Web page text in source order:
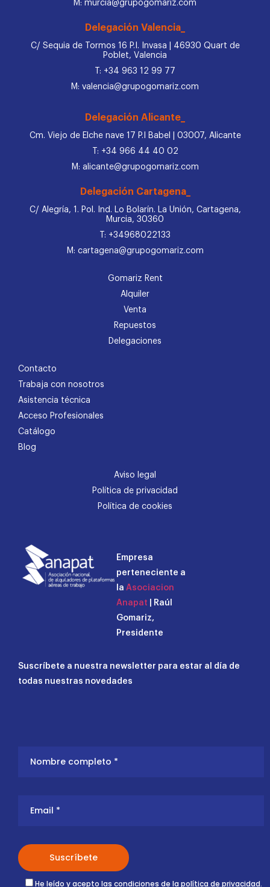
M: murcia@grupogomariz.com
Delegación Valencia_
C/ Sequia de Tormos 16 P.I. Invasa | 46930 Quart de
Poblet, Valencia
T: +34 963 12 99 77
M: valencia@grupogomariz.com
Delegación Alicante_
Cm. Viejo de Elche nave 17 P.I Babel | 03007, Alicante
T: +34 966 44 40 02
M: alicante@grupogomariz.com
Delegación Cartagena_
C/ Alegría, 1. Pol. Ind. Lo Bolarín. La Unión, Cartagena,
Murcia, 30360
T: +34968022133
M: cartagena@grupogomariz.com
Gomariz Rent
Alquiler
Venta
Repuestos
Delegaciones
Contacto
Trabaja con nosotros
Asistencia técnica
Acceso Profesionales
Catálogo
Blog
Aviso legal
Política de privacidad
Política de cookies
Empresa
perteneciente a
la Asociacion
Anapat | Raúl
Gomariz,
Presidente
Suscríbete a nuestra newsletter para estar al día de
todas nuestras novedades
He leído y acepto las condiciones de la política de privacidad.